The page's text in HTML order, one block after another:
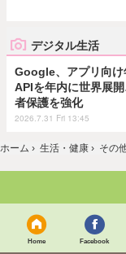
デジタル生活
Google、アプリ向け
APIを年内に世界展
者保護を強化
2026.7.31 Fri 13:45
ホーム › 生活・健康 › その
Home Facebook